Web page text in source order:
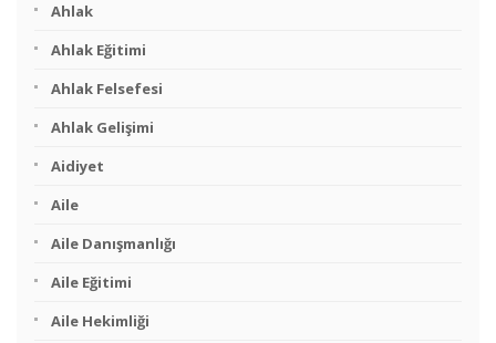
Ahlak
Ahlak Eğitimi
Ahlak Felsefesi
Ahlak Gelişimi
Aidiyet
Aile
Aile Danışmanlığı
Aile Eğitimi
Aile Hekimliği